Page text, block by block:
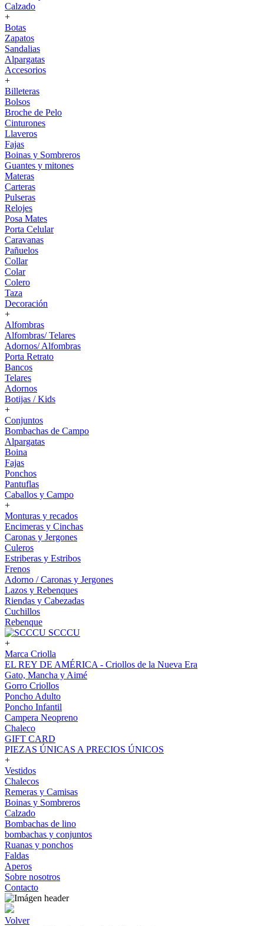
Calzado
+
Botas
Zapatos
Sandalias
Alpargatas
Accesorios
+
Billeteras
Bolsos
Broche de Pelo
Cinturones
Llaveros
Fajas
Boinas y Sombreros
Guantes y mitones
Materas
Carteras
Pulseras
Relojes
Posa Mates
Porta Celular
Caravanas
Pañuelos
Collar
Colar
Colero
Taza
Decoración
+
Alfombras
Alfombras/ Telares
Adornos/ Alfombras
Porta Retrato
Bancos
Telares
Adornos
Botijas / Kids
+
Conjuntos
Bombachas de Campo
Alpargatas
Boina
Fajas
Ponchos
Pantuflas
Caballos y Campo
+
Monturas y recados
Encimeras y Cinchas
Caronas y Jergones
Culeros
Estriberas y Estribos
Frenos
Adorno / Caronas y Jergones
Lazos y Rebenques
Riendas y Cabezadas
Cuchillos
Rebenque
SCCCU
+
Marca Criolla
EL REY DE AMÉRICA - Criollos de la Nueva Era
Gato, Mancha y Aimé
Gorro Criollos
Poncho Adulto
Poncho Infantil
Campera Neopreno
Chaleco
GIFT CARD
PIEZAS ÚNICAS A PRECIOS ÚNICOS
+
Vestidos
Chalecos
Remeras y Camisas
Boinas y Sombreros
Calzado
Bombachas de lino
bombachas y conjuntos
Ruanas y ponchos
Faldas
Aperos
Sobre nosotros
Contacto
Volver